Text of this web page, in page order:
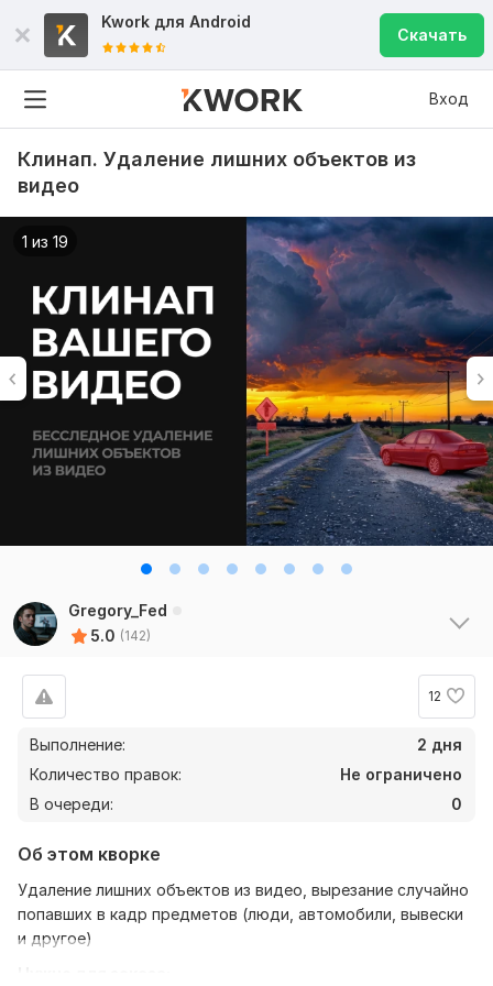
Kwork для Android
Скачать
Вход
Клинап. Удаление лишних объектов из
видео
1 из 19
Gregory_Fed
5.0 (142)
12
Выполнение:
2 дня
Количество правок:
Не ограничено
В очереди:
0
Об этом кворке
Удаление лишних объектов из видео, вырезание случайно
попавших в кадр предметов (люди, автомобили, вывески
и другое)
ftrest 2 месяца назад
M M7x7 8 месяцев назад
быстро, качественно. рекомендую